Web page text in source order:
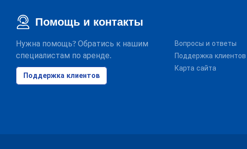
Помощь и контакты
Нужна помощь? Обратись к нашим
специалистам по аренде.
Поддержка клиентов
Вопросы и ответы
Поддержка клиентов
Карта сайта